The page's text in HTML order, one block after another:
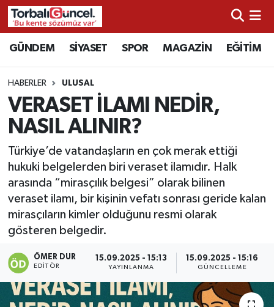
GÜNDEM SİYASET SPOR MAGAZİN EĞİTİM
HABERLER ULUSAL
VERASET İLAMI NEDİR,
NASIL ALINIR?
Türkiye’de vatandaşların en çok merak ettiği
hukuki belgelerden biri veraset ilamıdır. Halk
arasında “mirasçılık belgesi” olarak bilinen
veraset ilamı, bir kişinin vefatı sonrası geride kalan
mirasçıların kimler olduğunu resmi olarak
gösteren belgedir.
ÖMER DUR
EDITÖR
15.09.2025 - 15:13
YAYINLANMA
15.09.2025 - 15:16
GÜNCELLEME
İzmir Nöbetçi Eczaneler
İzmir Hava Durumu
İzmir Namaz Vakitleri
Süper Lig Puan Durumu ve Fikstür
Tüm Manşetler
Son Dakika Haberleri
Haber Arşivi